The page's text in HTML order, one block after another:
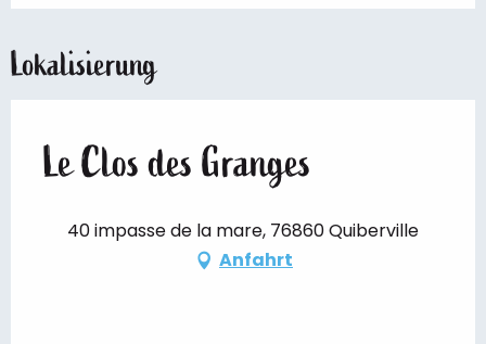
Lokalisierung
Le Clos des Granges
40 impasse de la mare, 76860 Quiberville
Anfahrt